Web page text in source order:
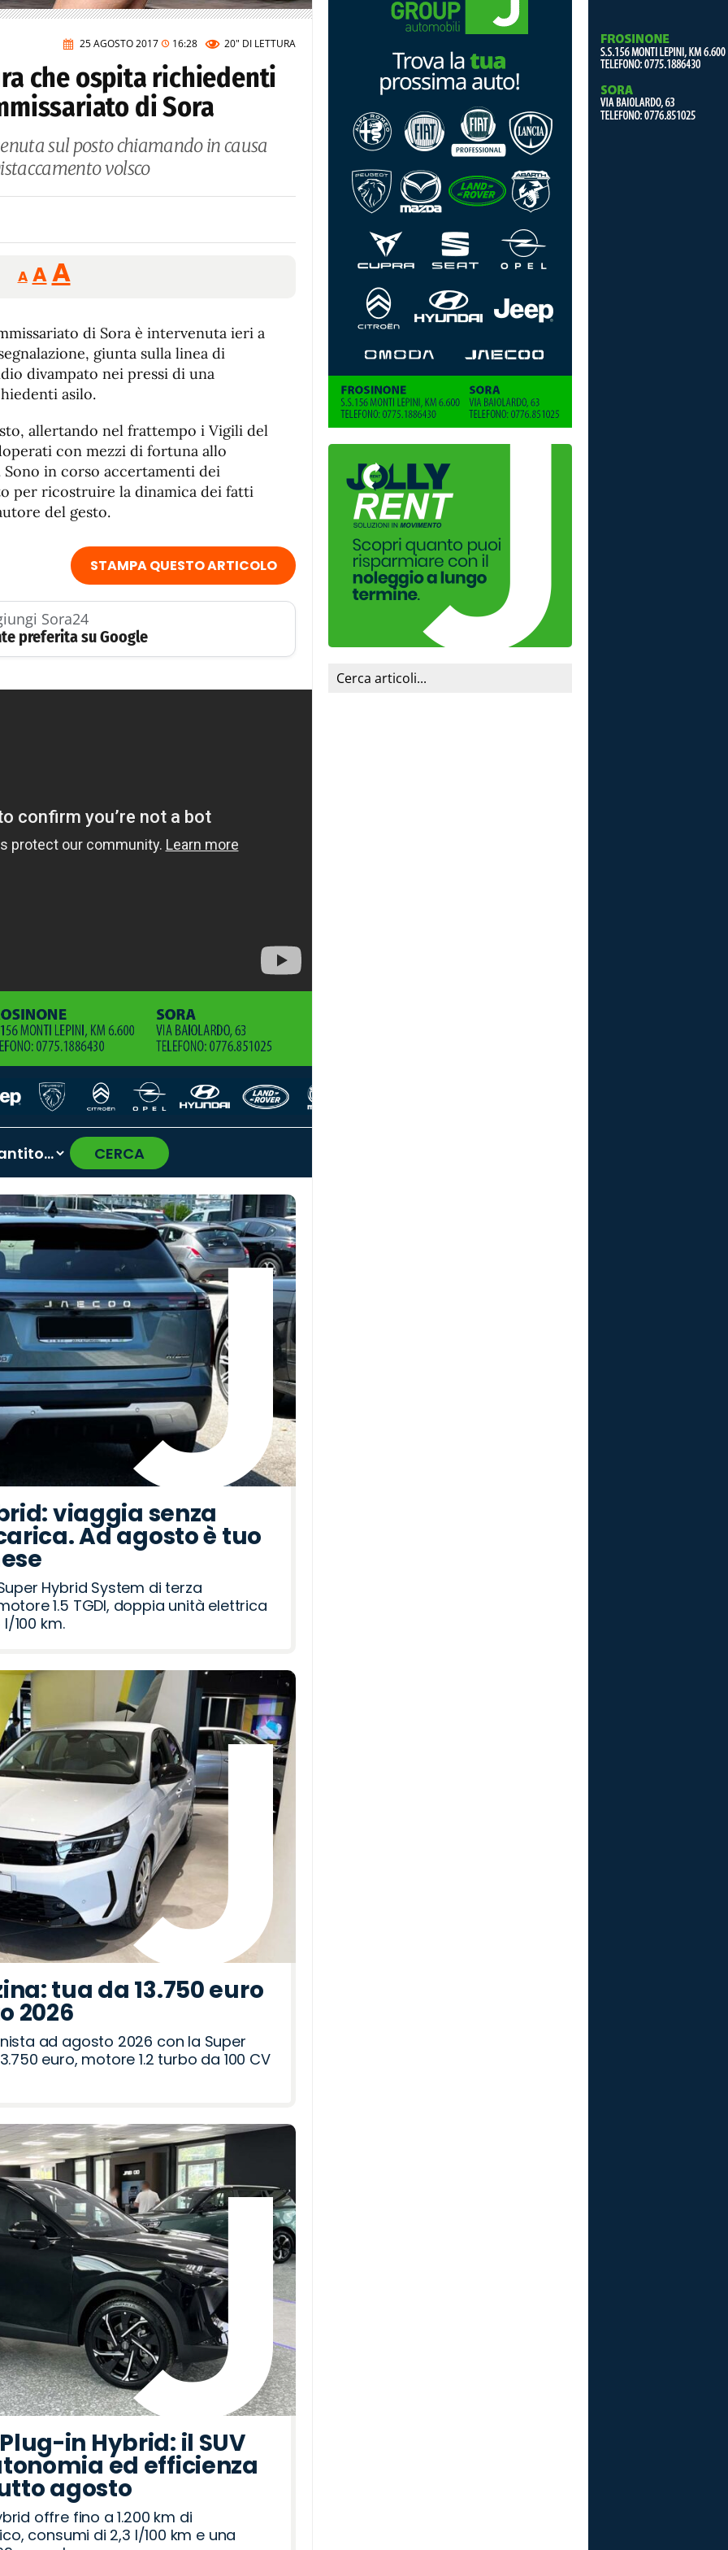
25 AGOSTO 2017 16:28 20" DI LETTURA
che ospita richiedenti
di Sora
sul posto chiamando in causa
volsco
A
Reducir
tamaño
A Restablecer
tamaño
de
fuente
AAumentar
de
fuente.
di Sora è intervenuta ieri a
giunta sulla linea di
divampato nei pressi di una
asilo.
allertando nel frattempo i Vigili del
con mezzi di fortuna allo
in corso accertamenti dei
per ricostruire la dinamica dei fatti
del gesto.
STAMPA QUESTO ARTICOLO
Sora24
preferita su Google
CERCA
›
viaggia senza
Ad agosto è tuo
Hybrid System di terza
1.5 TGDI, doppia unità elettrica
100 km.
tua da 13.750 euro
2026
ad agosto 2026 con la Super
euro, motore 1.2 turbo da 100 CV
in Hybrid: il SUV
ed efficienza
agosto
offre fino a 1.200 km di
consumi di 2,3 l/100 km e una